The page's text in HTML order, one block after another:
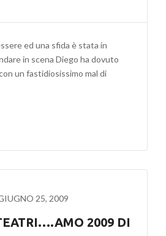
ed una sfida è stata in
in scena Diego ha dovuto
un fastidiosissimo mal di
25, 2009
2009 DI